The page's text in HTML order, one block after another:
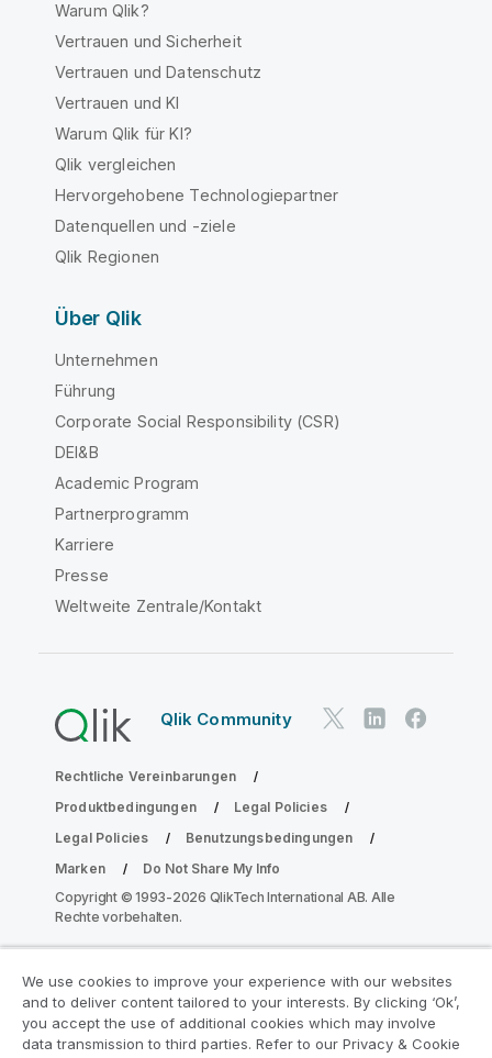
Warum Qlik?
Vertrauen und Sicherheit
Vertrauen und Datenschutz
Vertrauen und KI
Warum Qlik für KI?
Qlik vergleichen
Hervorgehobene Technologiepartner
Datenquellen und -ziele
Qlik Regionen
Über Qlik
Unternehmen
Führung
Corporate Social Responsibility (CSR)
DEI&B
Academic Program
Partnerprogramm
Karriere
Presse
Weltweite Zentrale/Kontakt
Qlik Community
Rechtliche Vereinbarungen
Produktbedingungen
Legal Policies
Legal Policies
Benutzungsbedingungen
Marken
Do Not Share My Info
Copyright © 1993-2026 QlikTech International AB. Alle
Rechte vorbehalten.
Nehmen Sie am Analyse-
Modernisierungsprogramm teil
We use cookies to improve your experience with our websites
and to deliver content tailored to your interests. By clicking ‘Ok’,
you accept the use of additional cookies which may involve
data transmission to third parties. Refer to our Privacy & Cookie